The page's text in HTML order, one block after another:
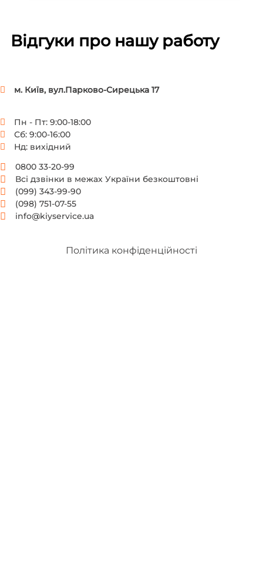
Відгуки про нашу работу
м. Київ, вул.Парково-Сирецька 17
Пн - Пт: 9:00-18:00
Сб: 9:00-16:00
Нд: вихідний
0800 33-20-99
Всі дзвінки в межах України безкоштовні
(099) 343-99-90
(098) 751-07-55
info@kiyservice.ua
Політика конфіденційності